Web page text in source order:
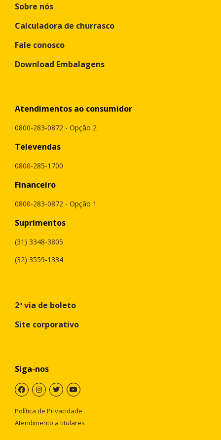
Sobre nós
Calculadora de churrasco
Fale conosco
Download Embalagens
Atendimentos ao consumidor
0800-283-0872 - Opção 2
Televendas
0800-285-1700
Financeiro
0800-283-0872 - Opção 1
Suprimentos
(31) 3348-3805
(32) 3559-1334
2ª via de boleto
Site corporativo
Siga-nos
Política de Privacidade
Atendimento a titulares